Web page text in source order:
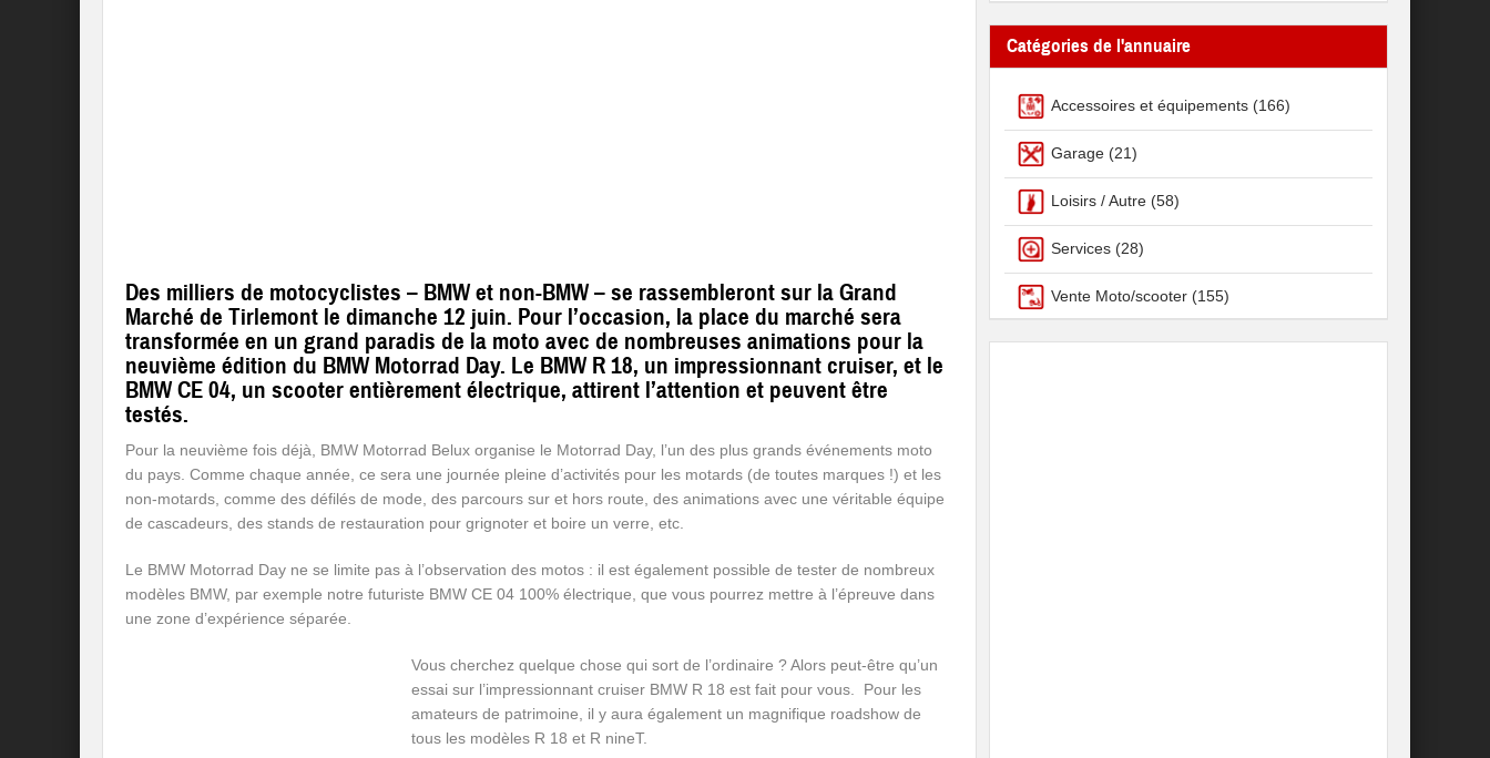
Des milliers de motocyclistes – BMW et non-BMW – se rassembleront sur la Grand
Marché de Tirlemont le dimanche 12 juin. Pour l’occasion, la place du marché sera
transformée en un grand paradis de la moto avec de nombreuses animations pour la
neuvième édition du BMW Motorrad Day. Le BMW R 18, un impressionnant cruiser, et le
BMW CE 04, un scooter entièrement électrique, attirent l’attention et peuvent être
testés.
Pour la neuvième fois déjà, BMW Motorrad Belux organise le Motorrad Day, l’un des plus grands événements moto
du pays. Comme chaque année, ce sera une journée pleine d’activités pour les motards (de toutes marques !) et les
non-motards, comme des défilés de mode, des parcours sur et hors route, des animations avec une véritable équipe
de cascadeurs, des stands de restauration pour grignoter et boire un verre, etc.
Le BMW Motorrad Day ne se limite pas à l’observation des motos : il est également possible de tester de nombreux
modèles BMW, par exemple notre futuriste BMW CE 04 100% électrique, que vous pourrez mettre à l’épreuve dans
une zone d’expérience séparée.
Vous cherchez quelque chose qui sort de l’ordinaire ? Alors peut-être qu’un
essai sur l’impressionnant cruiser BMW R 18 est fait pour vous. Pour les
amateurs de patrimoine, il y aura également un magnifique roadshow de
tous les modèles R 18 et R nineT.
Catégories de l'annuaire
Accessoires et équipements (166)
Garage (21)
Loisirs / Autre (58)
Services (28)
Vente Moto/scooter (155)